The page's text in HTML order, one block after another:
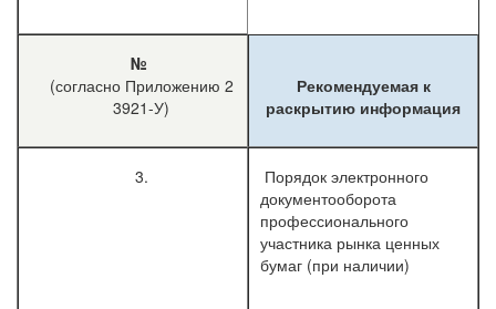
№
(согласно Приложению 2
3921-У)
Рекомендуемая к
раскрытию информация
3.
Порядок электронного
документооборота
профессионального
участника рынка ценных
бумаг (при наличии)